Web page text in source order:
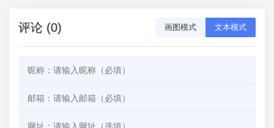
评论 (0) 画图模式 文本模式